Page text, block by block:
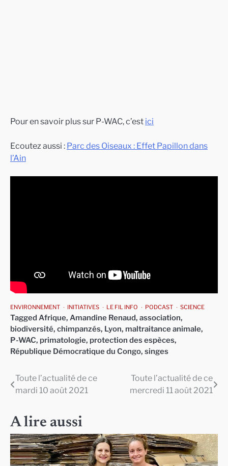
Pour en savoir plus sur P-WAC, c’est ici
Ecoutez aussi : Parc des Oiseaux : Effet Papillon dans
l’Ain
ENVIRONNEMENT INITIATIVES LE FIL INFO PODCAST SCIENCE
Tagged Afrique, Amandine Renaud, association,
biodiversité, chimpanzés, Lyon, maltraitance animale,
P-WAC, primatologie, protection des espèces,
République Démocratique du Congo, singes
Navigation
l’article
Toute l’actualité de ce
mardi 10 août 2021
Toute l’actualité de ce
mercredi 11 août 2021
A lire aussi